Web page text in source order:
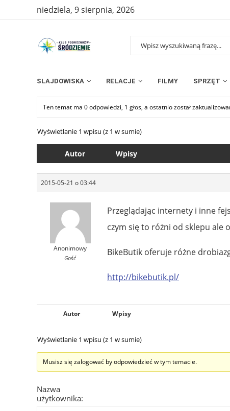
niedziela, 9 sierpnia, 2026
SLAJDOWISKA RELACJE FILMY SPRZĘT
Ten temat ma 0 odpowiedzi, 1 głos, a ostatnio został
Wyświetlanie 1 wpisu (z 1 w sumie)
Autor Wpisy
2015-05-21 o 03:44
Anonimowy
Gość
Przeglądając internety i inne
czym się to różni od sklepu ale
BikeButik oferuje różne
http://bikebutik.pl/
Autor Wpisy
Wyświetlanie 1 wpisu (z 1 w sumie)
Musisz się zalogować by odpowiedzieć w tym temacie.
Nazwa
użytkownika: